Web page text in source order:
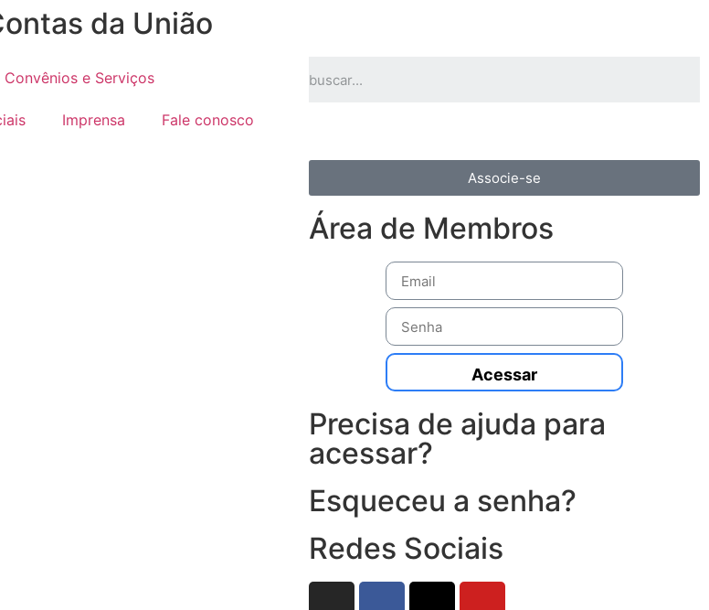
da União
Convênios e Serviços
Imprensa Fale conosco
Associe-se
Área de Membros
Acessar
Precisa de ajuda para
acessar?
Esqueceu a senha?
Redes Sociais